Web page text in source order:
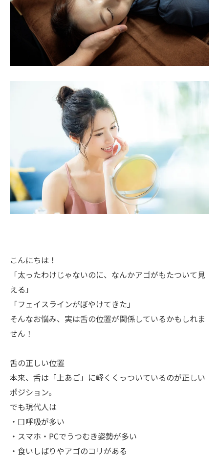
こんにちは！
「太ったわけじゃないのに、なんかアゴがもたついて見
える」
「フェイスラインがぼやけてきた」
そんなお悩み、実は舌の位置が関係しているかもしれま
せん！
舌の正しい位置
本来、舌は「上あご」に軽くくっついているのが正しい
ポジション。
でも現代人は
・口呼吸が多い
・スマホ・PCでうつむき姿勢が多い
・食いしばりやアゴのコリがある